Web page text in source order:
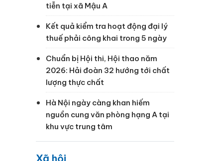
tiễn tại xã Mậu A
Kết quả kiểm tra hoạt động đại lý
thuế phải công khai trong 5 ngày
Chuẩn bị Hội thi, Hội thao năm
2026: Hải đoàn 32 hướng tới chất
lượng thực chất
Hà Nội ngày càng khan hiếm
nguồn cung văn phòng hạng A tại
khu vực trung tâm
Xã hội